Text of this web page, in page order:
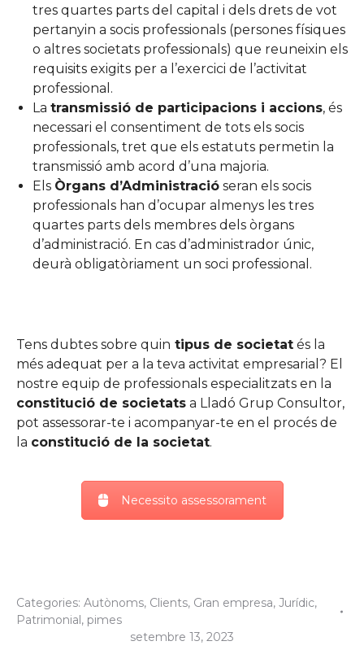
tres quartes parts del capital i dels drets de vot
pertanyin a socis professionals (persones físiques
o altres societats professionals) que reuneixin els
requisits exigits per a l’exercici de l’activitat
professional.
La transmissió de participacions i accions, és
necessari el consentiment de tots els socis
professionals, tret que els estatuts permetin la
transmissió amb acord d’una majoria.
Els Òrgans d’Administració seran els socis
professionals han d’ocupar almenys les tres
quartes parts dels membres dels òrgans
d’administració. En cas d’administrador únic,
deurà obligatòriament un soci professional.
Tens dubtes sobre quin tipus de societat és la
més adequat per a la teva activitat empresarial? El
nostre equip de professionals especialitzats en la
constitució de societats a Lladó Grup Consultor,
pot assessorar-te i acompanyar-te en el procés de
la constitució de la societat.
Necessito assessorament
Categories: Autònoms, Clients, Gran empresa, Jurídic,
Patrimonial, pimes
setembre 13, 2023